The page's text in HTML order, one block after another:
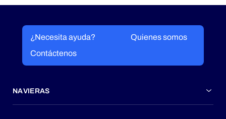
¿Necesita ayuda?
Quienes somos
Contáctenos
NAVIERAS